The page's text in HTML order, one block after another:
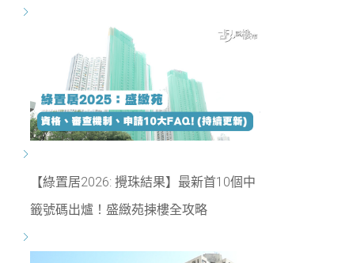
【綠置居2026: 攪珠結果】最新首10個中
籤號碼出爐！盛緻苑揀樓全攻略